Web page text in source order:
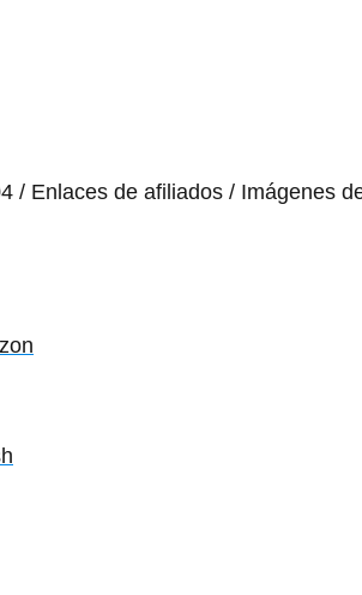
/ Enlaces de afiliados / Imágenes